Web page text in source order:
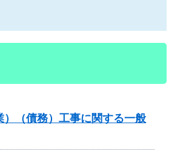
（債務）工事に関する一般